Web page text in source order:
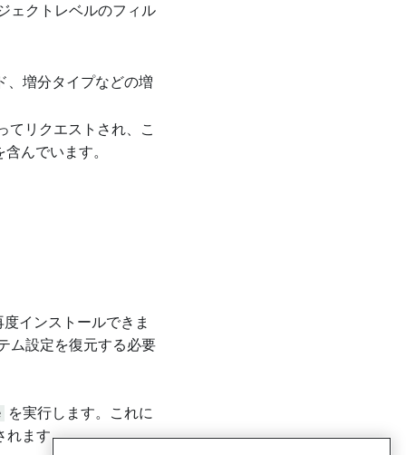
ェクトレベルのフィル
、増分タイプなどの増
てリクエストされ、こ
んでいます。
インストールできま
ム設定を復元する必要
を実行します。これに
れます。